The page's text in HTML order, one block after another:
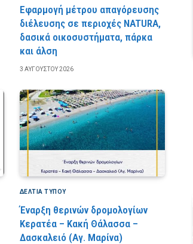
Εφαρμογή μέτρου απαγόρευσης
διέλευσης σε περιοχές NATURA,
δασικά οικοσυστήματα, πάρκα
και άλση
3 ΑΥΓΟΎΣΤΟΥ 2026
ΔΕΛΤΙΑ ΤΥΠΟΥ
Έναρξη θερινών δρομολογίων
Κερατέα – Κακή Θάλασσα –
Δασκαλειό (Αγ. Μαρίνα)